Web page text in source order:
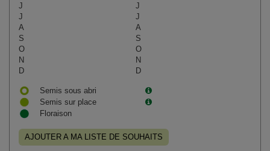
J
J
J
J
A
A
S
S
O
O
N
N
D
D
Semis sous abri
Semis sur place
Floraison
AJOUTER A MA LISTE DE SOUHAITS